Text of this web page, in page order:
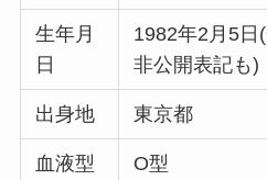
生年月
日
1982年2月5日
非公開表記も)
出身地 東京都
血液型 O型